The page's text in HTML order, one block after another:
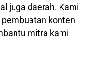
juga daerah. Kami
konten
mitra kami